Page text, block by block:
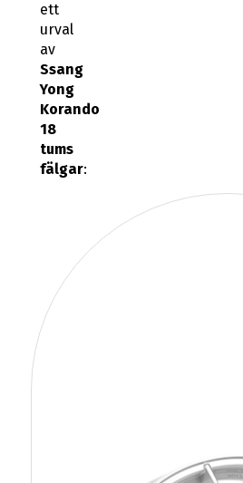
ett
urval
av
Ssang
Yong
Korando
18
tums
fälgar: